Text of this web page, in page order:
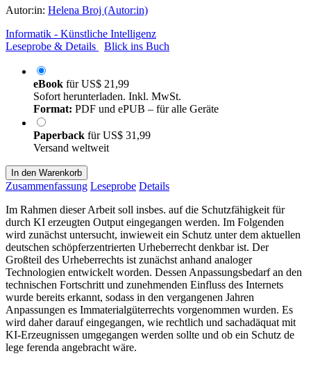
Autor:in: Helena Broj (Autor:in)
Informatik - Künstliche Intelligenz
Leseprobe & Details
Blick ins Buch
eBook fürUS$ 21,99
Sofort herunterladen. Inkl. MwSt.
Format: PDF und ePUB – für alle Geräte
Paperback fürUS$ 31,99
Versand weltweit
In den Warenkorb
Zusammenfassung Leseprobe Details
Im Rahmen dieser Arbeit soll insbes. auf die Schutzfähigkeit für
durch KI erzeugten Output eingegangen werden. Im Folgenden
wird zunächst untersucht, inwieweit ein Schutz unter dem aktuellen
deutschen schöpferzentrierten Urheberrecht denkbar ist. Der
Großteil des Urheberrechts ist zunächst anhand analoger
Technologien entwickelt worden. Dessen Anpassungsbedarf an den
technischen Fortschritt und zunehmenden Einfluss des Internets
wurde bereits erkannt, sodass in den vergangenen Jahren
Anpassungen es Immaterialgüterrechts vorgenommen wurden. Es
wird daher darauf eingegangen, wie rechtlich und sachadäquat mit
KI-Erzeugnissen umgegangen werden sollte und ob ein Schutz de
lege ferenda angebracht wäre.